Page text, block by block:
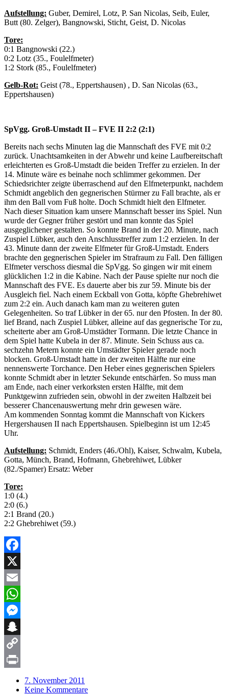
Aufstellung: Guber, Demirel, Lotz, P. San Nicolas, Seib, Euler,
Butt (80. Zelger), Bangnowski, Sticht, Geist, D. Nicolas
Tore:
0:1 Bangnowski (22.)
0:2 Lotz (35., Foulelfmeter)
1:2 Stork (85., Foulelfmeter)
Gelb-Rot: Geist (78., Eppertshausen) , D. San Nicolas (63.,
Eppertshausen)
SpVgg. Groß-Umstadt II – FVE II 2:2 (2:1)
Bereits nach sechs Minuten lag die Mannschaft des FVE mit 0:2
zurück. Unachtsamkeiten in der Abwehr und keine Laufbereitschaft
erleichterten es Groß-Umstadt die beiden Treffer zu erzielen. In der
14. Minute wäre es beinahe noch schlimmer gekommen. Der
Schiedsrichter zeigte überraschend auf den Elfmeterpunkt, nachdem
Schmidt angeblich den gegnerischen Stürmer zu Fall brachte, als er
ihm den Ball vom Fuß holte. Doch Schmidt hielt den Elfmeter.
Nach dieser Situation kam unsere Mannschaft besser ins Spiel. Nun
wurde der Gegner früher gestört und man konnte das Spiel
ausgeglichener gestalten. So konnte Brand in der 20. Minute, nach
Zuspiel Lübker, auch den Anschlusstreffer zum 1:2 erzielen. In der
43. Minute dann der zweite Elfmeter für Groß-Umstadt. Enders
brachte den gegnerischen Spieler im Strafraum zu Fall. Den fälligen
Elfmeter verschoss diesmal die SpVgg. So gingen wir mit einem
glücklichen 1:2 in die Kabine. Nach der Pause spielte nur noch die
Mannschaft des FVE. Es dauerte aber bis zur 59. Minute bis der
Ausgleich fiel. Nach einem Eckball von Gotta, köpfte Ghebrehiwet
zum 2:2 ein. Auch danach kam man zu weiteren guten
Gelegenheiten. So traf Lübker in der 65. nur den Pfosten. In der 80.
lief Brand, nach Zuspiel Lübker, alleine auf das gegnerische Tor zu,
scheiterte aber am Groß-Umstädter Tormann. Die letzte Chance in
dem Spiel hatte Kubela in der 87. Minute. Sein Schuss aus ca.
sechzehn Metern konnte ein Umstädter Spieler gerade noch
blocken. Groß-Umstadt hatte in der zweiten Hälfte nur eine
nennenswerte Torchance. Den Heber eines gegnerischen Spielers
konnte Schmidt aber in letzter Sekunde entschärfen. So muss man
am Ende, nach einer verkorksten ersten Hälfte, mit dem
Punktgewinn zufrieden sein, obwohl in der zweiten Halbzeit bei
besserer Chancenauswertung mehr drin gewesen wäre.
Am kommenden Sonntag kommt die Mannschaft von Kickers
Hergershausen II nach Eppertshausen. Spielbeginn ist um 12:45
Uhr.
Aufstellung: Schmidt, Enders (46./Ohl), Kaiser, Schwalm, Kubela,
Gotta, Münch, Brand, Hofmann, Ghebrehiwet, Lübker
(82./Spamer) Ersatz: Weber
Tore:
1:0 (4.)
2:0 (6.)
2:1 Brand (20.)
2:2 Ghebrehiwet (59.)
Facebook
X
Email
WhatsApp
Messenger
Snapchat
Copy
7. November 2011
Keine Kommentare